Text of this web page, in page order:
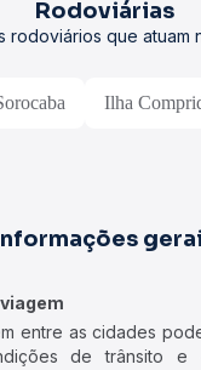
Rodoviárias
rodoviários que atuam
Ilha
entre as cidades
de trânsito